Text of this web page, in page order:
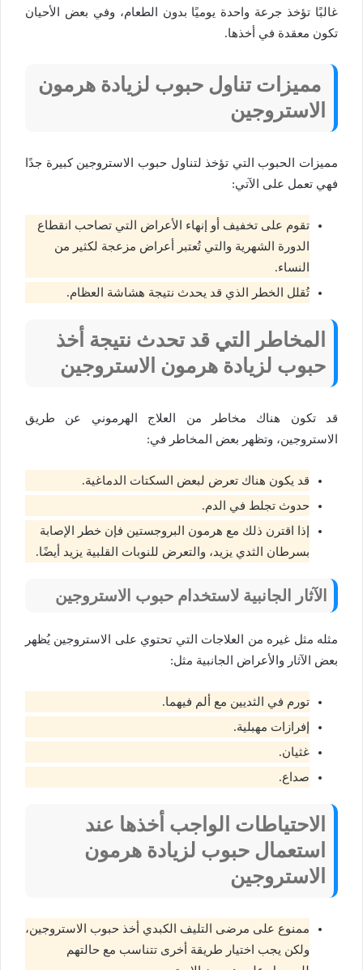
غالبًا تؤخذ جرعة واحدة يوميًا بدون الطعام، وفي بعض الأحيان
تكون معقدة في أخذها.
مميزات تناول حبوب لزيادة هرمون
الاستروجين
مميزات الحبوب التي تؤخذ لتناول حبوب الاستروجين كبيرة جدًا
فهي تعمل على الآتي:
تقوم على تخفيف أو إنهاء الأعراض التي تصاحب انقطاع
الدورة الشهرية والتي تُعتبر أعراض مزعجة لكثير من
النساء.
تُقلل الخطر الذي قد يحدث نتيجة هشاشة العظام.
المخاطر التي قد تحدث نتيجة أخذ
حبوب لزيادة هرمون الاستروجين
قد تكون هناك مخاطر من العلاج الهرموني عن طريق
الاستروجين، وتظهر بعض المخاطر في:
قد يكون هناك تعرض لبعض السكتات الدماغية.
حدوث تجلط في الدم.
إذا اقترن ذلك مع هرمون البروجستين فإن خطر الإصابة
بسرطان الثدي يزيد، والتعرض للنوبات القلبية يزيد أيضًا.
الآثار الجانبية لاستخدام حبوب الاستروجين
مثله مثل غيره من العلاجات التي تحتوي على الاستروجين يُظهر
بعض الآثار والأعراض الجانبية مثل:
تورم في الثديين مع ألم فيهما.
إفرازات مهبلية.
غثيان.
صداع.
الاحتياطات الواجب أخذها عند
استعمال حبوب لزيادة هرمون
الاستروجين
ممنوع على مرضى التليف الكبدي أخذ حبوب الاستروجين،
ولكن يجب اختيار طريقة أخرى تتناسب مع حالتهم